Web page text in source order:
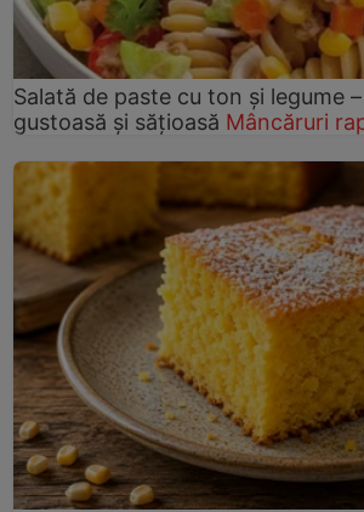
Salată de paste cu ton și legume
gustoasă și sățioasă Mâncăruri